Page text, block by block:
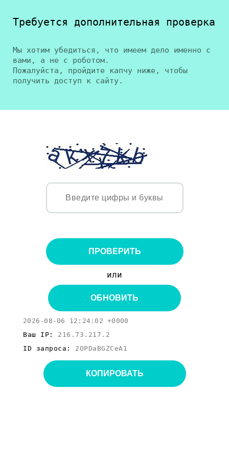
Требуется дополнительная проверка
Мы хотим убедиться, что имеем дело именно с
вами, а не с роботом.
Пожалуйста, пройдите капчу ниже, чтобы
получить доступ к сайту.
ПРОВЕРИТЬ
или
ОБНОВИТЬ
2026-08-06 12:24:02 +0000
Ваш IP: 216.73.217.2
ID запроса: 2OPDaBGZCeA1
КОПИРОВАТЬ